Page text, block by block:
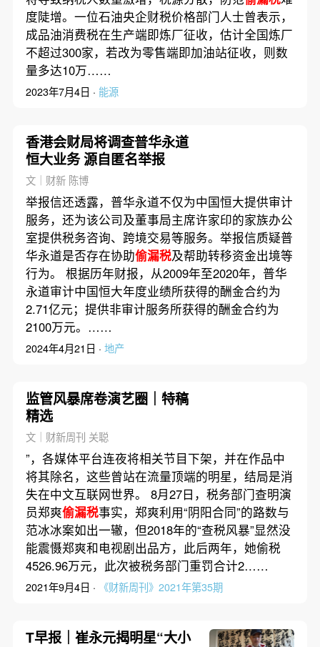
度陡增。一位石油央企财税价格部门人士曾表示，
成品油消费税在生产端即炼厂征收，估计全国炼厂
不超过300家，若改为零售端即加油站征收，则数
量多达10万……
2023年7月4日 · 能源
香港会财局将调查普华永道
恒大业务 源自匿名举报
文｜财新 陈博
举报信还透露，普华永道不仅为中国恒大提供审计
服务，还为该公司及董事局主席许家印的家族办公
室提供税务咨询、跨境交易等服务。举报信质疑普
华永道是否存在协助偷漏税及帮助转移资金出境等
行为。 根据历年财报，从2009年至2020年，普华
永道审计中国恒大年度业绩所获得的酬金合约为
2.71亿元；提供非审计服务所获得的酬金合约为
2100万元。……
2024年4月21日 · 地产
监管风暴席卷演艺圈｜特稿
精选
文｜财新周刊 关聪
”，各媒体平台连夜将相关节目下架，并在作品中
将其除名，这些曾站在流量顶端的明星，结局是消
失在中文互联网世界。 8月27日，税务部门查明演
员郑爽偷漏税事实，郑爽利用“阴阳合同”的路数与
范冰冰案如出一辙，但2018年的“查税风暴”显然没
能震慑郑爽和电视剧出品方，此后两年，她偷税
4526.96万元，此次被税务部门重罚合计2……
2021年9月4日 · 《财新周刊》2021年第35期
T早报｜崔永元揭明星“大小